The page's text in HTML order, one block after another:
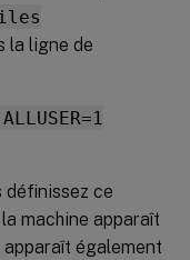
la ligne de
définissez ce
machine apparaît
apparaît également